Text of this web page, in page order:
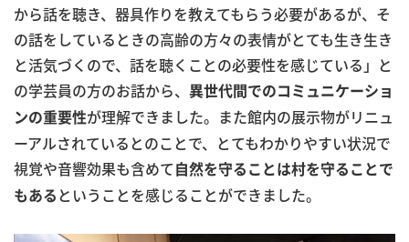
から話を聴き、器具作りを教えてもらう必要があるが、そ
の話をしているときの高齢の方々の表情がとても生き生き
と活気づくので、話を聴くことの必要性を感じている」と
の学芸員の方のお話から、
異世代間でのコミュニケーショ
ンの重要性が理解できました。また館内の展示物がリニュ
ーアルされているとのことで、とてもわかりやすい状況で
視覚や音響効果も含めて 自然を守ることは村を守ることで
もある ということを感じることができました。